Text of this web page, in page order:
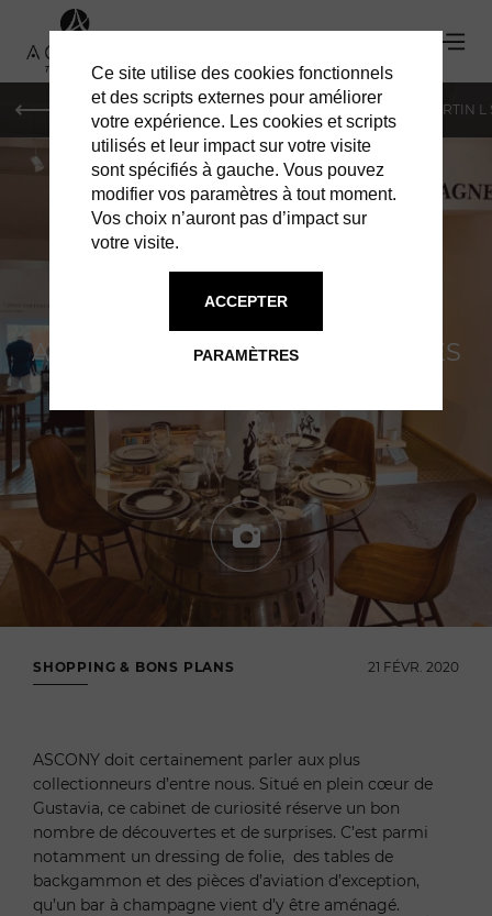
MONACO GENÈVE ST-MARTIN
ASCONY
AVIS AUX COLLECTIONNEURS LES
SHOPPING & BONS PLANS 21 FÉVR. 2020
ASCONY doit certainement parler aux plus
collectionneurs d’entre nous. Situé en plein cœur de
Gustavia, ce cabinet de curiosité réserve un bon
nombre de découvertes et de surprises. C’est parmi
notamment un dressing de folie, des tables de
backgammon et des pièces d’aviation d’exception,
qu’un bar à champagne vient d’y être aménagé.
Ce site utilise des cookies fonctionnels
et des scripts externes pour améliorer
votre expérience. Les cookies et scripts
utilisés et leur impact sur votre visite
sont spécifiés à gauche. Vous pouvez
modifier vos paramètres à tout moment.
Vos choix n’auront pas d’impact sur
votre visite.
PARAMÈTRES
ACCEPTER